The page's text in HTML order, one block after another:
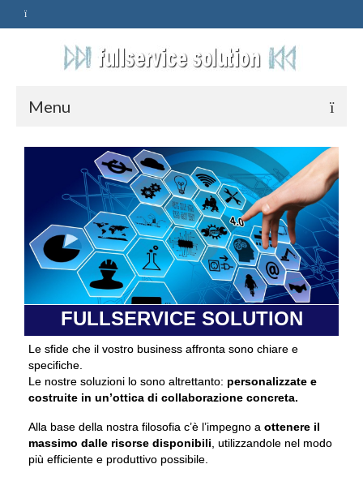
Menu
HOME
ASSISTENZA
POLITICA
Qualità
PRIVACY
CONTATTI
FULLSERVICE SOLUTION
Le sfide che il vostro business affronta sono chiare e
specifiche.
Le nostre soluzioni lo sono altrettanto: personalizzate e
costruite in un’ottica di collaborazione concreta.
Alla base della nostra filosofia c’è l’impegno a ottenere il
massimo dalle risorse disponibili , utilizzandole nel modo
più efficiente e produttivo possibile.